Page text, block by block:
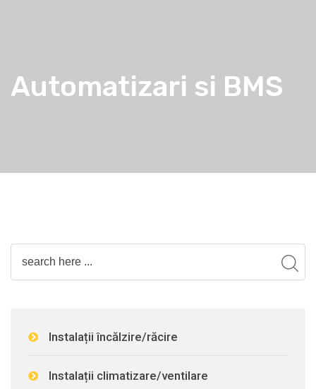
Automatizari si BMS
Instalații încălzire/răcire
Instalații climatizare/ventilare